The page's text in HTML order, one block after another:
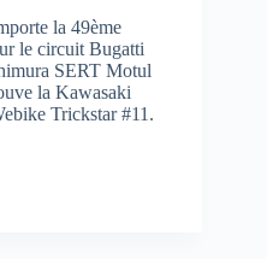
la 49ème
le circuit Bugatti
SERT Motul
la Kawasaki
Trickstar #11.